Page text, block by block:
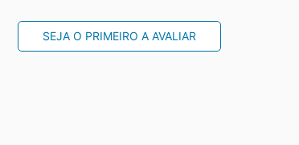
SEJA O PRIMEIRO A AVALIAR